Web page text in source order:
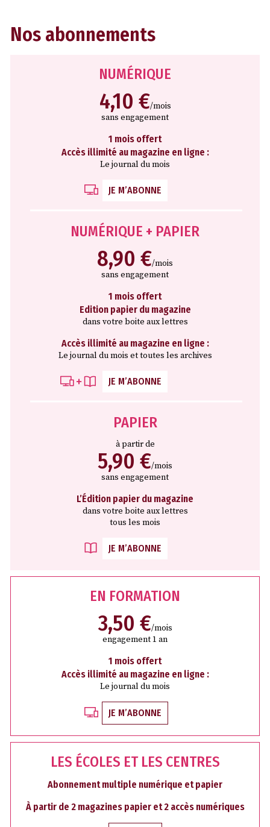
Nos abonnements
NUMÉRIQUE
4,10 €/mois
sans engagement
1 mois offert
Accès illimité au magazine en ligne :
Le journal du mois
JE M’ABONNE
NUMÉRIQUE + PAPIER
8,90 €/mois
sans engagement
1 mois offert
Edition papier du magazine
dans votre boite aux lettres
Accès illimité au magazine en ligne :
Le journal du mois et toutes les archives
JE M’ABONNE
PAPIER
à partir de
5,90 €/mois
sans engagement
L’Édition papier du magazine
dans votre boite aux lettres
tous les mois
JE M’ABONNE
EN FORMATION
3,50 €/mois
engagement 1 an
1 mois offert
Accès illimité au magazine en ligne :
Le journal du mois
JE M’ABONNE
LES ÉCOLES ET LES CENTRES
Abonnement multiple numérique et papier
À partir de 2 magazines papier et 2 accès numériques